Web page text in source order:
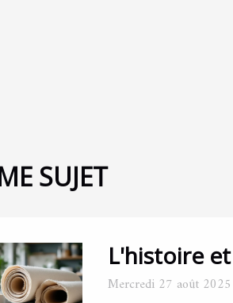
SUJET
L'histoire
Mercredi 27 août